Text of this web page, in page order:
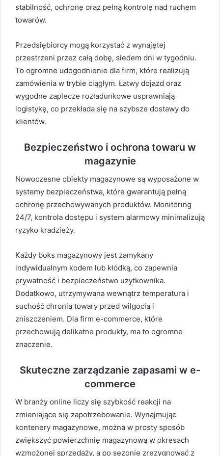
stabilność, ochronę oraz pełną kontrolę nad ruchem
towarów.
Przedsiębiorcy mogą korzystać z wynajętej
przestrzeni przez całą dobę, siedem dni w tygodniu.
To ogromne udogodnienie dla firm, które realizują
zamówienia w trybie ciągłym. Łatwy dojazd oraz
wygodne zaplecze rozładunkowe usprawniają
logistykę, co przekłada się na szybsze dostawy do
klientów.
Bezpieczeństwo i ochrona towaru w
magazynie
Nowoczesne obiekty magazynowe są wyposażone w
systemy bezpieczeństwa, które gwarantują pełną
ochronę przechowywanych produktów. Monitoring
24/7, kontrola dostępu i system alarmowy minimalizują
ryzyko kradzieży.
Każdy boks magazynowy jest zamykany
indywidualnym kodem lub kłódką, co zapewnia
prywatność i bezpieczeństwo użytkownika.
Dodatkowo, utrzymywana wewnątrz temperatura i
suchość chronią towary przed wilgocią i
zniszczeniem. Dla firm e-commerce, które
przechowują delikatne produkty, ma to ogromne
znaczenie.
Skuteczne zarządzanie zapasami w e-
commerce
W branży online liczy się szybkość reakcji na
zmieniające się zapotrzebowanie. Wynajmując
kontenery magazynowe, można w prosty sposób
zwiększyć powierzchnię magazynową w okresach
wzmożonej sprzedaży, a po sezonie zrezygnować z